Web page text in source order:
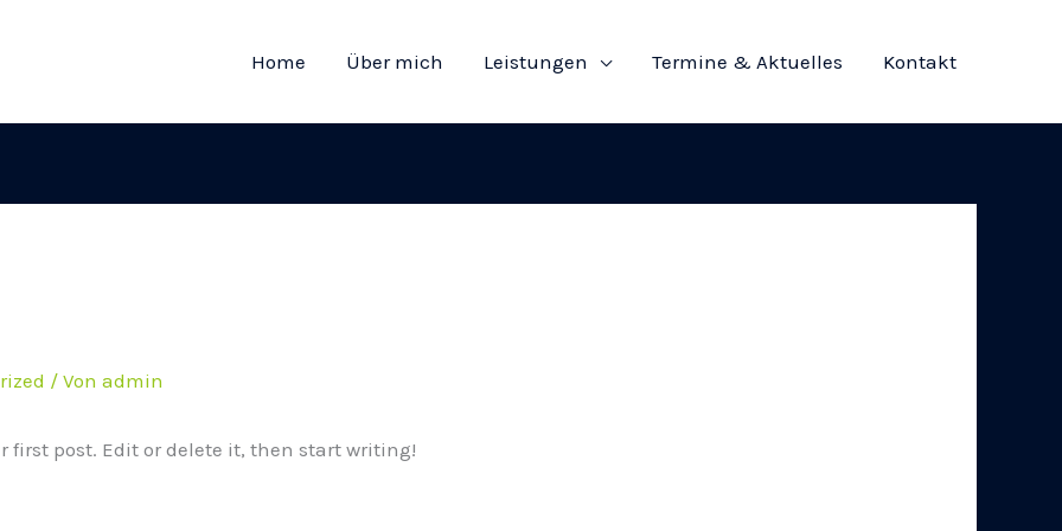
Home Über mich Leistungen Termine & Aktuelles Kontakt
/ Vonadmin
first post. Edit or delete it, then start writing!